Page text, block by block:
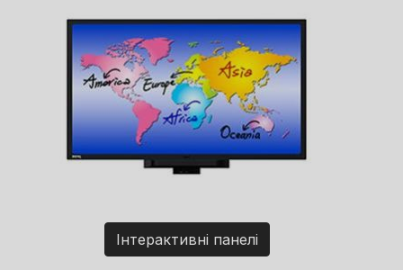
Інтерактивні панелі